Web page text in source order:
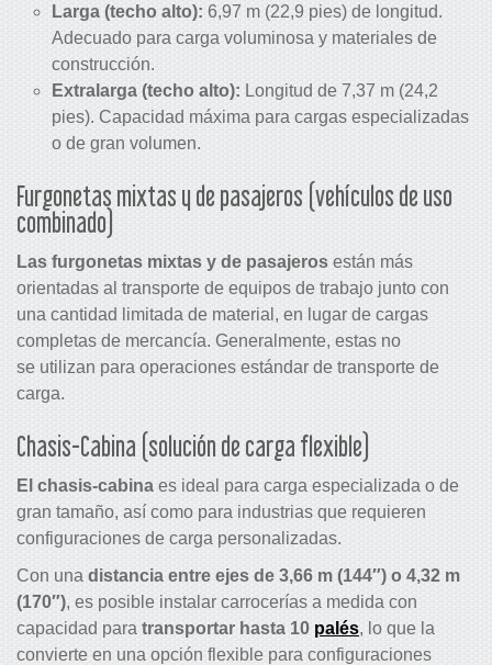
Larga (techo alto): 6,97 m (22,9 pies) de longitud.
Adecuado para carga voluminosa y materiales de
construcción.
Extralarga (techo alto): Longitud de 7,37 m (24,2
pies). Capacidad máxima para cargas especializadas
o de gran volumen.
Furgonetas mixtas y de pasajeros (vehículos de uso
combinado)
Las furgonetas mixtas y de pasajeros están más
orientadas al transporte de equipos de trabajo junto con
una cantidad limitada de material, en lugar de cargas
completas de mercancía. Generalmente, estas no
se utilizan para operaciones estándar de transporte de
carga.
Chasis-Cabina (solución de carga flexible)
El chasis-cabina es ideal para carga especializada o de
gran tamaño, así como para industrias que requieren
configuraciones de carga personalizadas.
Con una distancia entre ejes de 3,66 m (144″) o 4,32 m
(170″), es posible instalar carrocerías a medida con
capacidad para transportar hasta 10 palés, lo que la
convierte en una opción flexible para configuraciones